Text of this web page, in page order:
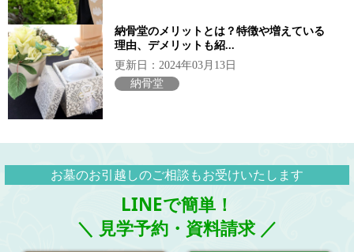
納骨堂のメリットとは？特徴や増えている
理由、デメリットも紹...
更新日：2024年03月13日
納骨堂
お墓のお引越しのご相談もお受けいたします
LINEで簡単！
＼ 見学予約・資料請求 ／